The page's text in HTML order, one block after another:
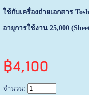
ใช้กับเครื่องถ่ายเอกสาร
อายุการใช้งาน 25,000
฿4,100
จำนวน: